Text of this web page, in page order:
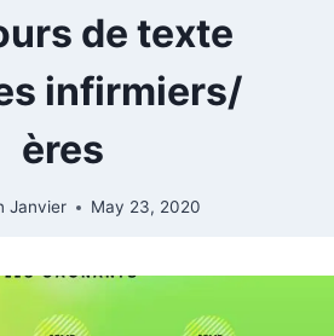
de texte
infirmiers/
ères
Janvier May 23, 2020